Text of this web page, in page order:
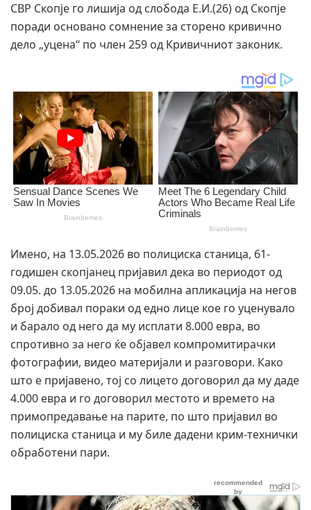
СВР Скопје го лишија од слобода Е.И.(26) од Скопје
поради основано сомнение за сторено кривично
дело „уцена“ по член 259 од Кривичниот законик.
Имено, на 13.05.2026 во полициска станица, 61-
годишен скопјанец пријавил дека во периодот од
09.05. до 13.05.2026 на мобилна апликација на негов
број добивал пораки од едно лице кое го уценувало
и барало од него да му исплати 8.000 евра, во
спротивно за него ќе објавел компромитирачки
фотографии, видео материјали и разговори. Како
што е пријавено, тој со лицето договорил да му даде
4.000 евра и го договорил местото и времето на
примопредавање на парите, по што пријавил во
полициска станица и му биле дадени крим-технички
обработени пари.